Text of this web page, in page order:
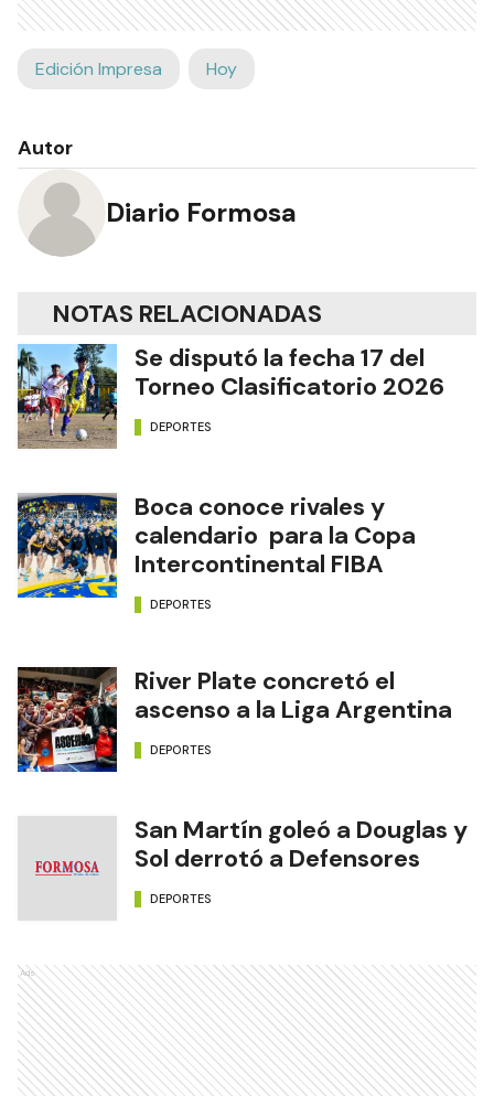
Edición Impresa Hoy
Autor
Diario Formosa
NOTAS RELACIONADAS
Se disputó la fecha 17 del
Torneo Clasificatorio 2026
DEPORTES
Boca conoce rivales y
calendario para la Copa
Intercontinental FIBA
DEPORTES
River Plate concretó el
ascenso a la Liga Argentina
DEPORTES
San Martín goleó a Douglas y
Sol derrotó a Defensores
DEPORTES
Ads